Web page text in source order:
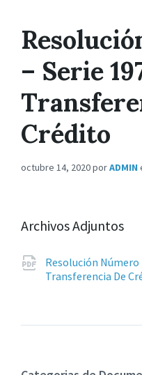
– Serie
Crédito
octubre 14, 2020porADMIN
Archivos Adjuntos
Resolución Número
Transferencia De